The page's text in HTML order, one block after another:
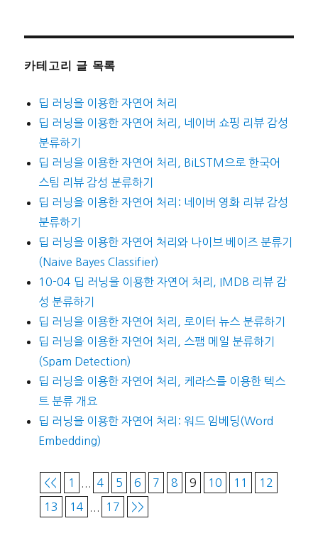
카테고리 글 목록
딥 러닝을 이용한 자연어 처리
딥 러닝을 이용한 자연어 처리, 네이버 쇼핑 리뷰 감성
분류하기
딥 러닝을 이용한 자연어 처리, BiLSTM으로 한국어
스팀 리뷰 감성 분류하기
딥 러닝을 이용한 자연어 처리: 네이버 영화 리뷰 감성
분류하기
딥 러닝을 이용한 자연어 처리와 나이브 베이즈 분류기
(Naive Bayes Classifier)
10-04 딥 러닝을 이용한 자연어 처리, IMDB 리뷰 감
성 분류하기
딥 러닝을 이용한 자연어 처리, 로이터 뉴스 분류하기
딥 러닝을 이용한 자연어 처리, 스팸 메일 분류하기
(Spam Detection)
딥 러닝을 이용한 자연어 처리, 케라스를 이용한 텍스
트 분류 개요
딥 러닝을 이용한 자연어 처리: 워드 임베딩(Word
Embedding)
<< 1 4 5 6 7 8 9 10 11 12
13 14 17 >>